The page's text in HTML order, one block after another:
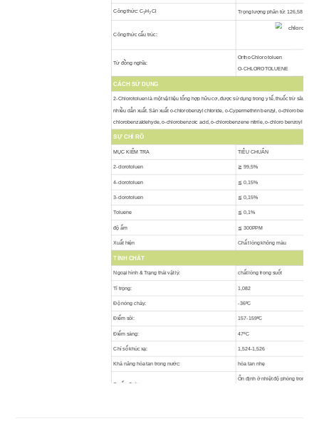
Công thức: C7H7Cl Trọng lượng phân tử: 126,58
Công thức cấu trúc:
Từ đồng nghĩa:
Ortho Chloro toluen
O-CHLOROTOLUENE
CÁCH SỬ DỤNG
2-Chlorotoluen là một vật liệu tổng hợp hữu cơ, được sử dụng trong y tế, thuốc trừ sâu,
nhiều dẫn xuất. Sản xuất o-chlorobenzyl chloride, o-Cypermethrin benzyl, o-chlorobenzyl
chlorobenzaldehyde, o-chlorobenzoic acid, o-chlorobenzene nitrile, o-chloro benzoyl
SỰ CHỈ RÕ
MỤC KIỂM TRA TIÊU CHUẨN
2-clorotoluen ≧ 99,5%
4-clorotoluen ≦ 0,15%
3-clorotoluen ≦ 0,15%
Toluene ≦ 0,1%
độ ẩm ≦ 300PPM
Xuất hiện Chất lỏng không màu
TÍNH CHẤT
Ngoại hình & Trạng thái vật lý: chất lỏng trong suốt
Tỉ trọng: 1,082
Độ nóng chảy: -36ºC
Điểm sôi: 157-159ºC
Điểm sáng: 47ºC
Chỉ số khúc xạ: 1,524-1,526
Khả năng hòa tan trong nước: hòa tan nhẹ
Sự ổn định:
Ổn định ở nhiệt độ phòng trong đồ